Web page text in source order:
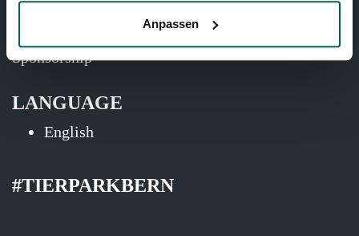
Anpassen
Voucher & Gift Card
Sponsorship
LANGUAGE
English
#TIERPARKBERN